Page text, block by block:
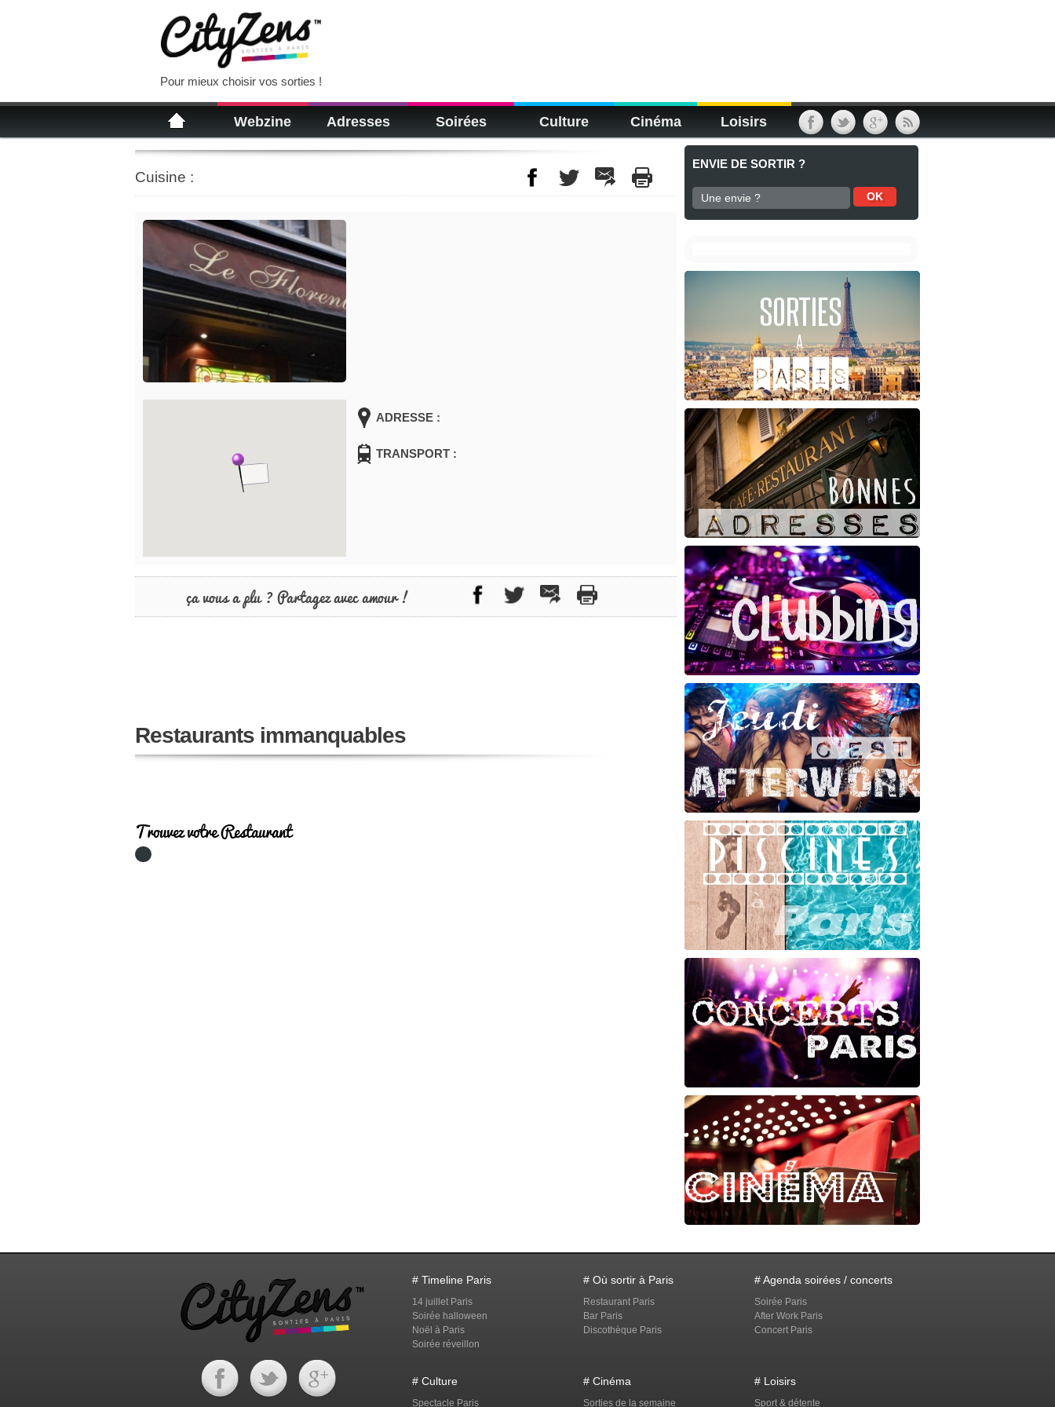
Pour mieux choisir vos sorties !
Webzine Adresses Soirées Culture Cinéma Loisirs
Cuisine :
ADRESSE :
TRANSPORT :
ça vous a plu ? Partagez avec amour !
Restaurants immanquables
Trouvez votre Restaurant
ENVIE DE SORTIR ?
# Timeline Paris
14 juillet Paris
Soirée halloween
Noël à Paris
Soirée réveillon
# Où sortir à Paris
Restaurant Paris
Bar Paris
Discothèque Paris
# Agenda soirées / concerts
Soirée Paris
After Work Paris
Concert Paris
# Culture
Spectacle Paris
# Cinéma
Sorties de la semaine
# Loisirs
Sport & détente